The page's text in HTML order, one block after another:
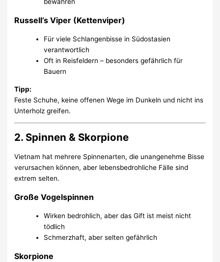
Russell’s Viper (Kettenviper)
Für viele Schlangenbisse in Südostasien
verantwortlich
Oft in Reisfeldern – besonders gefährlich für
Bauern
Tipp:
Feste Schuhe, keine offenen Wege im Dunkeln und nicht ins
Unterholz greifen.
2. Spinnen & Skorpione
Vietnam hat mehrere Spinnenarten, die unangenehme Bisse
verursachen können, aber lebensbedrohliche Fälle sind
extrem selten.
Große Vogelspinnen
Wirken bedrohlich, aber das Gift ist meist nicht
tödlich
Schmerzhaft, aber selten gefährlich
Skorpione